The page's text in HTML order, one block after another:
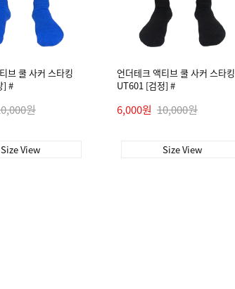
브 쿨 사커 스타킹
] #
원
Size View
언더테크 액티브 쿨 사커 스타킹
UT601 [검정] #
6,000원 10,000원
Size View